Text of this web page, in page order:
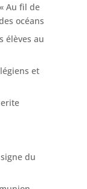
Au fil de
océans
élèves au
et
du